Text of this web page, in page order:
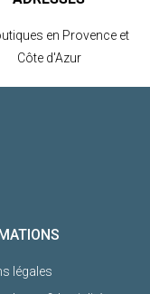
en Provence et
Côte d'Azur
légales